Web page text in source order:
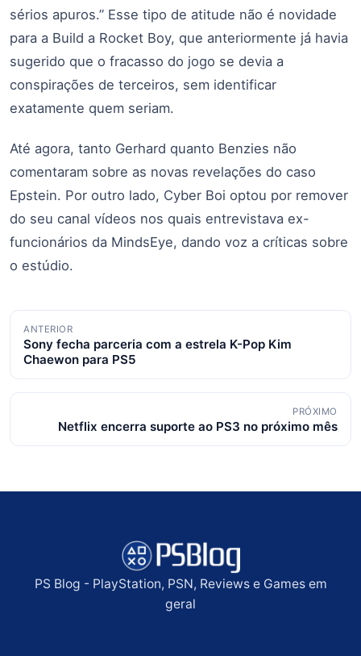
sérios apuros.” Esse tipo de atitude não é novidade
para a Build a Rocket Boy, que anteriormente já havia
sugerido que o fracasso do jogo se devia a
conspirações de terceiros, sem identificar
exatamente quem seriam.
Até agora, tanto Gerhard quanto Benzies não
comentaram sobre as novas revelações do caso
Epstein. Por outro lado, Cyber Boi optou por remover
do seu canal vídeos nos quais entrevistava ex-
funcionários da MindsEye, dando voz a críticas sobre
o estúdio.
Navegação
de
posts
ANTERIOR
Sony fecha parceria com a estrela K-Pop Kim
Chaewon para PS5
PRÓXIMO
Netflix encerra suporte ao PS3 no próximo mês
PS Blog - PlayStation, PSN, Reviews e Games em
geral